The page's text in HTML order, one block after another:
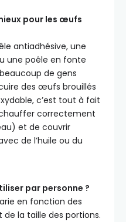
pour les œufs
antiadhésive, une
une poêle en fonte
de gens
des œufs brouillés
c’est tout à fait
correctement
et de couvrir
de l’huile ou du
par personne ?
en fonction des
la taille des portions.